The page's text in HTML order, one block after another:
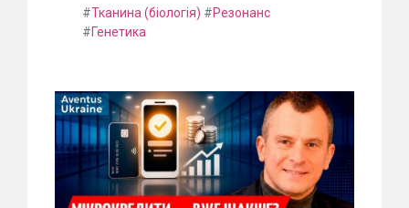
#Тканина (біологія) #Резонанс
#Генетика